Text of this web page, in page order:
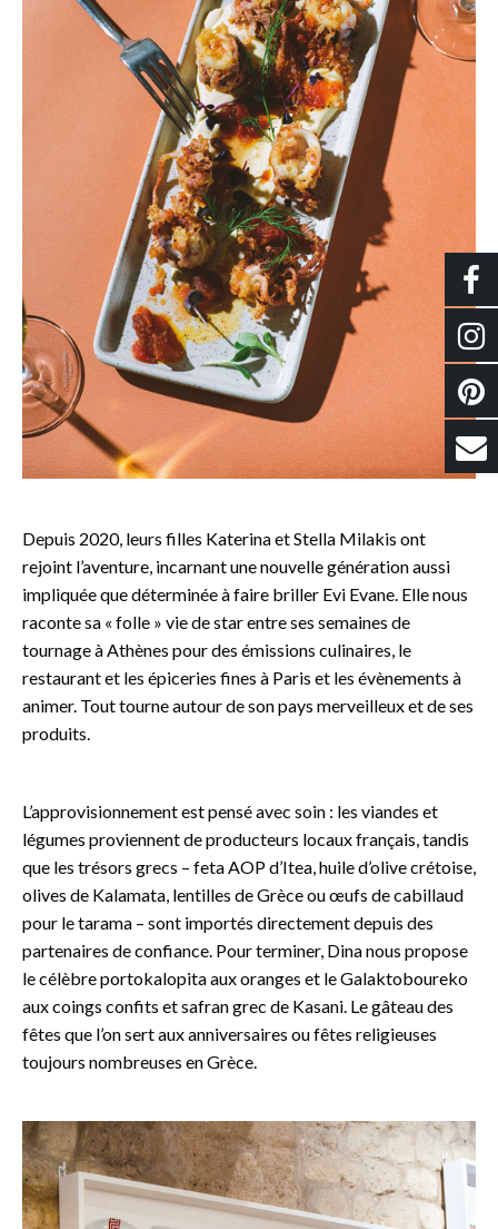
Depuis 2020, leurs filles Katerina et Stella Milakis ont
rejoint l’aventure, incarnant une nouvelle génération aussi
impliquée que déterminée à faire briller Evi Evane. Elle nous
raconte sa « folle » vie de star entre ses semaines de
tournage à Athènes pour des émissions culinaires, le
restaurant et les épiceries fines à Paris et les évènements à
animer. Tout tourne autour de son pays merveilleux et de ses
produits.
L’approvisionnement est pensé avec soin : les viandes et
légumes proviennent de producteurs locaux français, tandis
que les trésors grecs – feta AOP d’Itea, huile d’olive crétoise,
olives de Kalamata, lentilles de Grèce ou œufs de cabillaud
pour le tarama – sont importés directement depuis des
partenaires de confiance. Pour terminer, Dina nous propose
le célèbre portokalopita aux oranges et le Galaktoboureko
aux coings confits et safran grec de Kasani. Le gâteau des
fêtes que l’on sert aux anniversaires ou fêtes religieuses
toujours nombreuses en Grèce.